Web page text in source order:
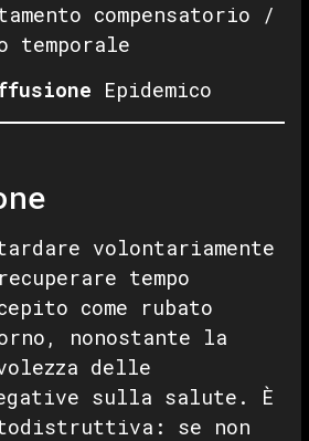
compensatorio /
temporale
Epidemico
volontariamente
tempo
come rubato
nonostante la
delle
sulla salute. È
se non